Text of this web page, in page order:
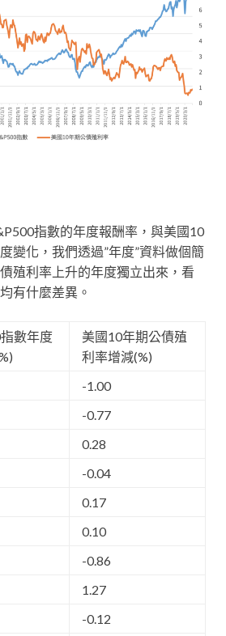
指數的年度報酬率，與美國10
變化，我們透過”年度”資料做個簡
殖利率上升的年度獨立出來，看
有什麼差異。
數年度
美國10年期公債殖
利率增減(%)
-1.00
-0.77
0.28
-0.04
0.17
0.10
-0.86
1.27
-0.12